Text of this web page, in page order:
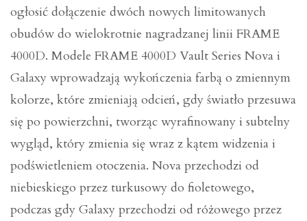
ogłosić dołączenie dwóch nowych limitowanych
obudów do wielokrotnie nagradzanej linii FRAME
4000D. Modele FRAME 4000D Vault Series Nova i
Galaxy wprowadzają wykończenia farbą o zmiennym
kolorze, które zmieniają odcień, gdy światło przesuwa
się po powierzchni, tworząc wyrafinowany i subtelny
wygląd, który zmienia się wraz z kątem widzenia i
podświetleniem otoczenia. Nova przechodzi od
niebieskiego przez turkusowy do fioletowego,
podczas gdy Galaxy przechodzi od różowego przez